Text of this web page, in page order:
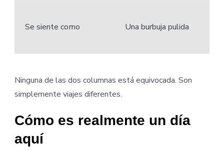
Se siente como Una burbuja pulida
Ninguna de las dos columnas está equivocada. Son
simplemente viajes diferentes.
Cómo es realmente un día
aquí